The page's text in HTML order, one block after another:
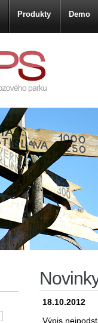
Produkty Demo
18.10.2012
Výpis